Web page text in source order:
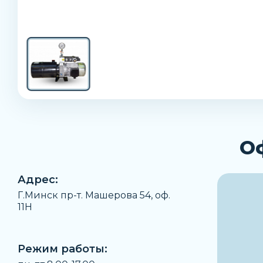
Адрес:
Г.Минск пр-т. Машерова 54, оф.
11H
Режим работы: